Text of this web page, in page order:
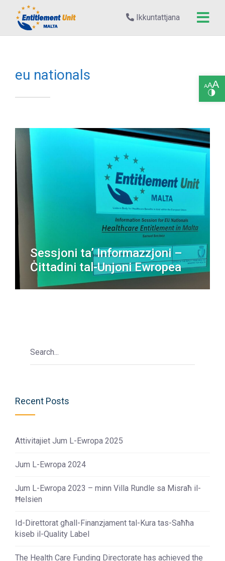
Ikkuntattjana
eu nationals
Sessjoni ta’ Informazzjoni –
Ċittadini tal-Unjoni Ewropea
Recent Posts
Attivitajiet Jum L-Ewropa 2025
Jum L-Ewropa 2024
Jum L-Ewropa 2023 – minn Villa Rundle sa Misraħ il-
Ħelsien
Id-Direttorat għall-Finanzjament tal-Kura tas-Saħħa
kiseb il-Quality Label
The Health Care Funding Directorate has achieved the
Open toolbar